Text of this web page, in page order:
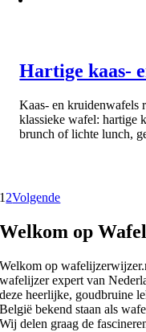
Hartige kaas-
Kaas- en kruidenwafels
klassieke wafel: hartige
brunch of lichte lunch,
1 2Volgende
Welkom op
Welkom op
wafelijzer expert van
deze heerlijke, goudbruine
België bekend staan als
Wij delen graag de